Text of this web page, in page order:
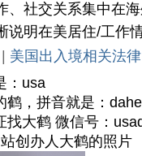
社交关系集中在海
明在美居住/工作情
美国出入境相关法律
：usa
鹤，拼音就是：dahe
找大鹤 微信号：
创办人大鹤的照片